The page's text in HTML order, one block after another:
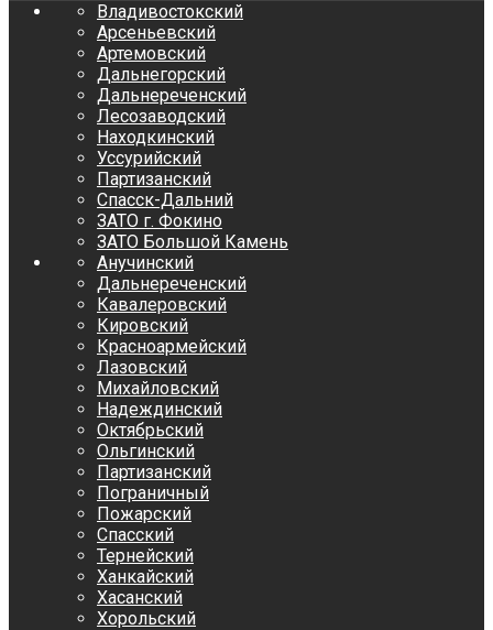
Владивостокский
Арсеньевский
Артемовский
Дальнегорский
Дальнереченский
Лесозаводский
Находкинский
Уссурийский
Партизанский
Спасск-Дальний
ЗАТО г. Фокино
ЗАТО Большой Камень
Анучинский
Дальнереченский
Кавалеровский
Кировский
Красноармейский
Лазовский
Михайловский
Надеждинский
Октябрьский
Ольгинский
Партизанский
Пограничный
Пожарский
Спасский
Тернейский
Ханкайский
Хасанский
Хорольский